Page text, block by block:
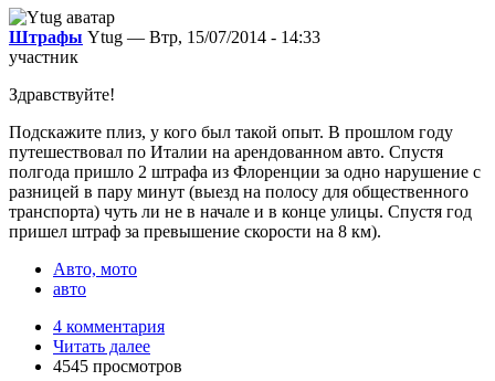
Штрафы Ytug — Втр, 15/07/2014 - 14:33
участник
Здравствуйте!
Подскажите плиз, у кого был такой опыт. В прошлом году
путешествовал по Италии на арендованном авто. Спустя
полгода пришло 2 штрафа из Флоренции за одно нарушение с
разницей в пару минут (выезд на полосу для общественного
транспорта) чуть ли не в начале и в конце улицы. Спустя год
пришел штраф за превышение скорости на 8 км).
Авто, мото
авто
4 комментария
Читать далее
4545 просмотров